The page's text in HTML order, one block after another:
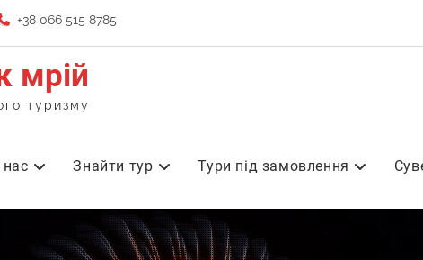
+38 066 515 8785
мрій
туризму
Знайти тур Тури під замовлення